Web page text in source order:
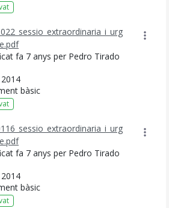
fa 7 anys per Pedro Tirado
bàsic
fa 7 anys per Pedro Tirado
bàsic